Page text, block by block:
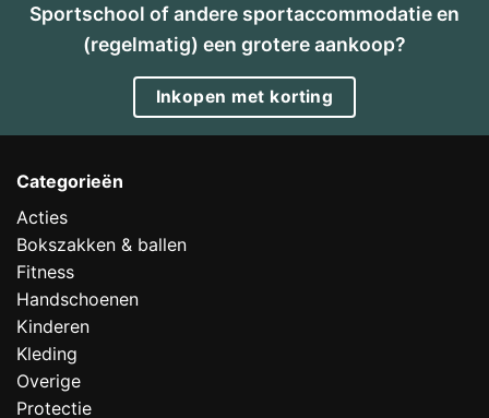
Sportschool of andere sportaccommodatie en
(regelmatig) een grotere aankoop?
Inkopen met korting
Categorieën
Acties
Bokszakken & ballen
Fitness
Handschoenen
Kinderen
Kleding
Overige
Protectie